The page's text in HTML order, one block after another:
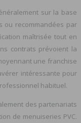
sur la base
ou recommandées par
maîtrisée tout en
contrats prévoient la
une franchise
intéressante pour
habituel.
des partenariats
de menuiseries PVC.